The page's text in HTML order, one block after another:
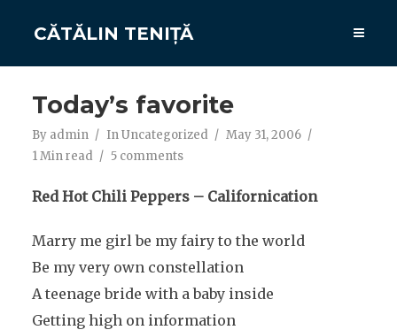
CĂTĂLIN TENIȚĂ
Today’s favorite
By admin InUncategorized
May 31, 2006
1 Min read
5 comments
Red Hot Chili Peppers – Californication
Marry me girl be my fairy to the world
Be my very own constellation
A teenage bride with a baby inside
Getting high on information